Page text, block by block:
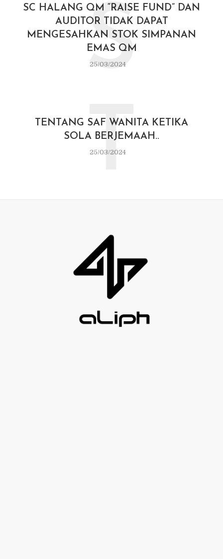
SC HALANG QM “RAISE FUND” DAN
AUDITOR TIDAK DAPAT
MENGESAHKAN STOK SIMPANAN
EMAS QM
25/03/2024
S
TENTANG SAF WANITA KETIKA
SOLA BERJEMAAH..
25/03/2024
T